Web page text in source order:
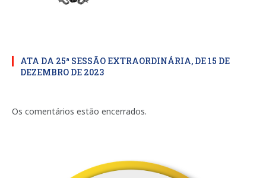
ATA DA 25ª SESSÃO EXTRAORDINÁRIA, DE 15 DE
DEZEMBRO DE 2023
Os comentários estão encerrados.